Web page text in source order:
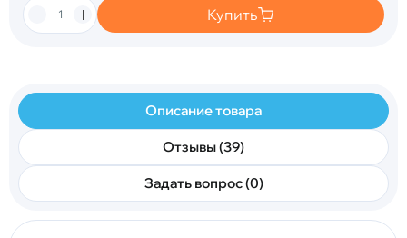
Купить
Описание товара
Отзывы (39)
Задать вопрос (0)